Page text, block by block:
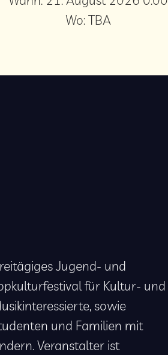
Wo:TBA
Jugend- und
für Kultur- und
sowie
und Familien mit
Veranstalter ist